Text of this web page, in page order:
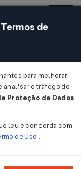
Acessar
10/2014
2014
de
para melhorar
o tráfego do
Proteção de Dados
leu e concorda com
de Uso .